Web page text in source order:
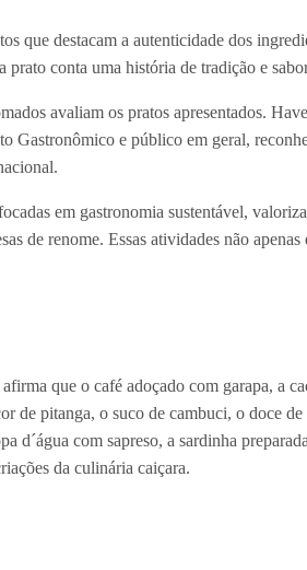
que destacam a autenticidade dos
conta uma história de tradição e
avaliam os pratos apresentados.
Gastronômico e público em geral,
em gastronomia sustentável,
de renome. Essas atividades não
que o café adoçado com garapa, a
de pitanga, o suco de cambuci, o doce de
d´água com sapreso, a sardinha
da culinária caiçara.